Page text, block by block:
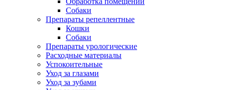
Собаки
Препараты репеллентные
Кошки
Собаки
Препараты урологические
Расходные материалы
Успокоительные
Уход за глазами
Уход за зубами